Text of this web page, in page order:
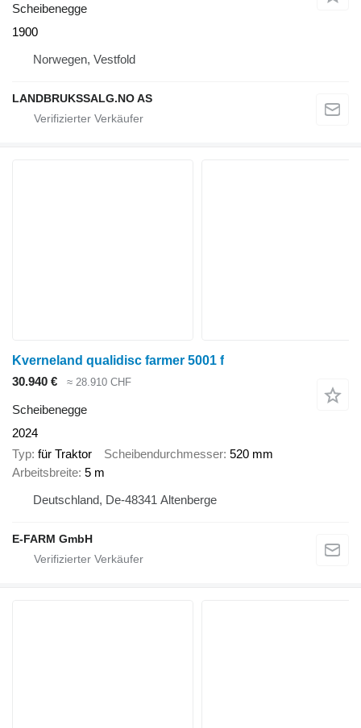
Scheibenegge
1900
Norwegen, Vestfold
LANDBRUKSSALG.NO AS
Kverneland qualidisc farmer 5001 f
30.940 €
≈ 28.910 CHF
Scheibenegge
2024
Typ für Traktor Scheibendurchmesser 520 mm
Arbeitsbreite 5 m
Deutschland, De-48341 Altenberge
E-FARM GmbH